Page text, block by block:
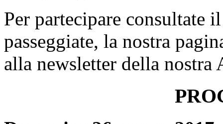
Per partecipare consultate
passeggiate, la nostra
alla newsletter della nostra